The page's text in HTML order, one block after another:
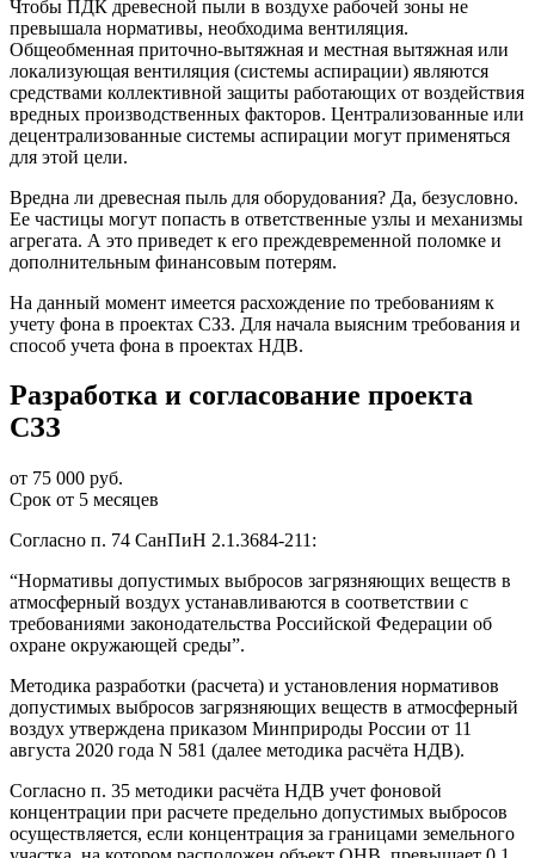
Чтобы ПДК древесной пыли в воздухе рабочей зоны не
превышала нормативы, необходима вентиляция.
Общеобменная приточно-вытяжная и местная вытяжная или
локализующая вентиляция (системы аспирации) являются
средствами коллективной защиты работающих от воздействия
вредных производственных факторов. Централизованные или
децентрализованные системы аспирации могут применяться
для этой цели.
Вредна ли древесная пыль для оборудования? Да, безусловно.
Ее частицы могут попасть в ответственные узлы и механизмы
агрегата. А это приведет к его преждевременной поломке и
дополнительным финансовым потерям.
На данный момент имеется расхождение по требованиям к
учету фона в проектах СЗЗ. Для начала выясним требования и
способ учета фона в проектах НДВ.
Разработка и согласование проекта
СЗЗ
от 75 000 руб.
Срок от 5 месяцев
Согласно п. 74 СанПиН 2.1.3684-211:
“Нормативы допустимых выбросов загрязняющих веществ в
атмосферный воздух устанавливаются в соответствии с
требованиями законодательства Российской Федерации об
охране окружающей среды”.
Методика разработки (расчета) и установления нормативов
допустимых выбросов загрязняющих веществ в атмосферный
воздух утверждена приказом Минприроды России от 11
августа 2020 года N 581 (далее методика расчёта НДВ).
Согласно п. 35 методики расчёта НДВ учет фоновой
концентрации при расчете предельно допустимых выбросов
осуществляется, если концентрация за границами земельного